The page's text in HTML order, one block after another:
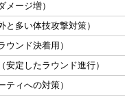
メージ増）
と多い体技攻撃対策）
ウンド決着用）
安定したラウンド進行）
ティへの対策）